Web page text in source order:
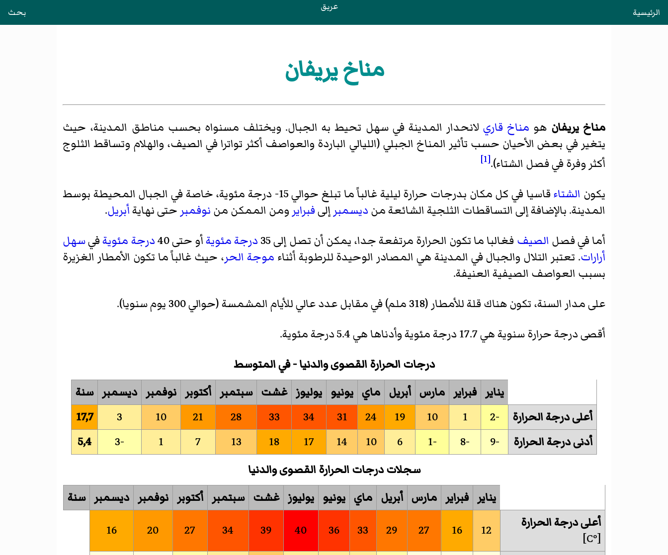
الرئيسية عريق بحث
مناخ يريفان
مناخ يريفان هو مناخ قاريلانحدار المدينة في سهل تحيط به الجبال. ويختلف مسنواه بحسب مناطق المدينة، حيث
يتغير في بعض الأحيان حسب تأثير المناخ الجبلي (الليالي الباردة والعواصف أكثر تواترا في الصيف، والهلام وتساقط الثلوج
أكثر وفرة في فصل الشتاء).[1]
يكون الشتاء
قاسيا في كل مكان بدرجات حرارة ليلية غالباً ما تبلغ حوالي 15- درجة مئوية، خاصة في الجبال المحيطة بوسط
المدينة. بالإضافة إلى التساقطات الثلجية الشائعة من ديسمبر إلىفبراير ومن الممكن من نوفمبر حتى نهايةأبريل.
أما في فصل الصيف فغالبا ما تكون الحرارة مرتفعة جدا، يمكن أن تصل إلى 35 درجة مئويةأو حتى 40 درجة مئويةفيسهل
أرارات. تعتبر التلال والجبال في المدينة هي المصادر الوحيدة للرطوبة أثناء موجة الحر، حيث غالباً ما تكون الأمطار الغزيرة
بسبب العواصف الصيفية العنيفة.
على مدار السنة، تكون هناك قلة للأمطار (318 ملم) في مقابل عدد عالي للأيام المشمسة (حوالي 300 يوم سنويا).
أقصى درجة حرارة سنوية هي 17.7 درجة مئوية وأدناها هي 5.4 درجة مئوية.
درجات الحرارة القصوى والدنيا - في المتوسط
يناير فبراير مارس أبريل ماي يونيو يوليوز غشت سبتمبر أكتوبر نوفمبر ديسمبر سنة
أعلى درجة الحرارة
-2
1
10
19
24
31
34
33
28
21
10
3
17,7
أدنى درجة الحرارة
-9
-8
-1
6
10
14
17
18
13
7
1
-3
5,4
سجلات درجات الحرارة القصوى والدنيا
يناير فبراير مارس أبريل ماي يونيو يوليوز غشت سبتمبر أكتوبر نوفمبر ديسمبر سنة
أعلى درجة الحرارة
[°C]
12
16
27
29
33
36
40
39
34
27
20
16